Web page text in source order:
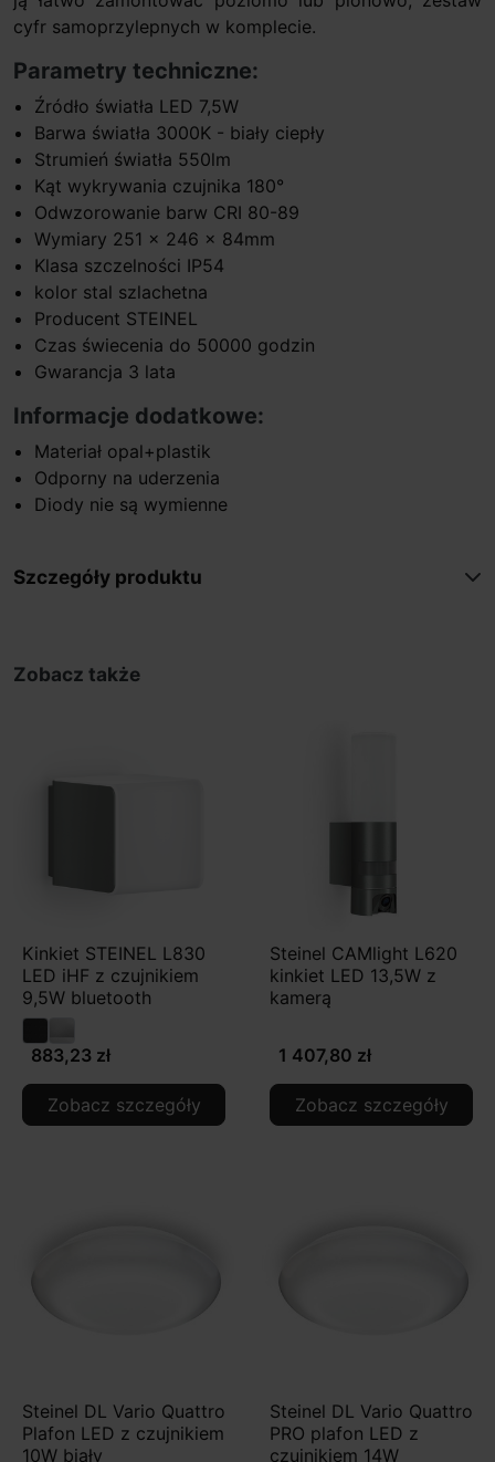
cyfr samoprzylepnych w komplecie.
Parametry techniczne:
Źródło światła LED 7,5W
Barwa światła 3000K - biały ciepły
Strumień światła 550lm
Kąt wykrywania czujnika 180°
Odwzorowanie barw CRI 80-89
Wymiary 251 x 246 x 84mm
Klasa szczelności IP54
kolor stal szlachetna
Producent STEINEL
Czas świecenia do 50000 godzin
Gwarancja 3 lata
Informacje dodatkowe:
Materiał opal+plastik
Odporny na uderzenia
Diody nie są wymienne
Szczegóły produktu
Zobacz także
Kinkiet STEINEL L830
LED iHF z czujnikiem
9,5W bluetooth
883,23 zł
Zobacz szczegóły
Steinel CAMlight L620
kinkiet LED 13,5W z
kamerą
1 407,80 zł
Zobacz szczegóły
Steinel DL Vario Quattro
Plafon LED z czujnikiem
10W biały
Steinel DL Vario Quattro
PRO plafon LED z
czujnikiem 14W